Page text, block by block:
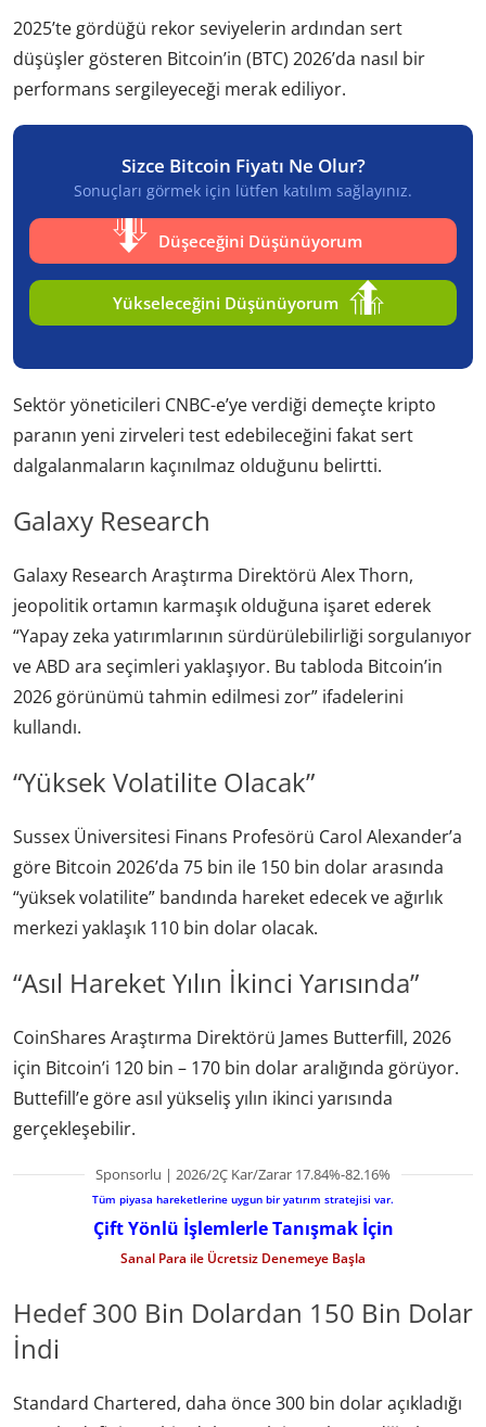
2025’te gördüğü rekor seviyelerin ardından sert
düşüşler gösteren Bitcoin’in (BTC) 2026’da nasıl bir
performans sergileyeceği merak ediliyor.
Sizce Bitcoin Fiyatı Ne Olur?
Sonuçları görmek için lütfen katılım sağlayınız.
Düşeceğini Düşünüyorum
Yükseleceğini Düşünüyorum
Sektör yöneticileri CNBC-e’ye verdiği demeçte kripto
paranın yeni zirveleri test edebileceğini fakat sert
dalgalanmaların kaçınılmaz olduğunu belirtti.
Galaxy Research
Galaxy Research Araştırma Direktörü Alex Thorn,
jeopolitik ortamın karmaşık olduğuna işaret ederek
“Yapay zeka yatırımlarının sürdürülebilirliği sorgulanıyor
ve ABD ara seçimleri yaklaşıyor. Bu tabloda Bitcoin’in
2026 görünümü tahmin edilmesi zor” ifadelerini
kullandı.
“Yüksek Volatilite Olacak”
Sussex Üniversitesi Finans Profesörü Carol Alexander’a
göre Bitcoin 2026’da 75 bin ile 150 bin dolar arasında
“yüksek volatilite” bandında hareket edecek ve ağırlık
merkezi yaklaşık 110 bin dolar olacak.
“Asıl Hareket Yılın İkinci Yarısında”
CoinShares Araştırma Direktörü James Butterfill, 2026
için Bitcoin’i 120 bin – 170 bin dolar aralığında görüyor.
Buttefill’e göre asıl yükseliş yılın ikinci yarısında
gerçekleşebilir.
Sponsorlu | 2026/2Ç Kar/Zarar 17.84%-82.16%
Tüm piyasa hareketlerine uygun bir yatırım stratejisi var.
Çift Yönlü İşlemlerle Tanışmak İçin
Sanal Para ile Ücretsiz Denemeye Başla
Hedef 300 Bin Dolardan 150 Bin Dolar
İndi
Standard Chartered, daha önce 300 bin dolar açıkladığı